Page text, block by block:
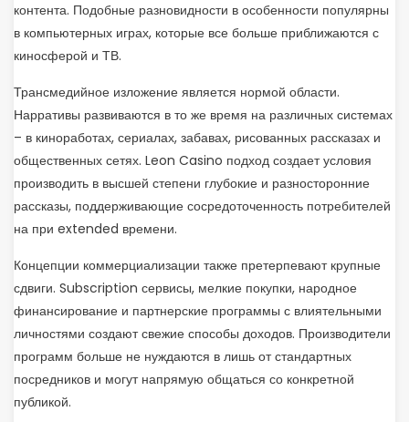
контента. Подобные разновидности в особенности популярны
в компьютерных играх, которые все больше приближаются с
киносферой и ТВ.
Трансмедийное изложение является нормой области.
Нарративы развиваются в то же время на различных системах
– в киноработах, сериалах, забавах, рисованных рассказах и
общественных сетях. Leon Casino подход создает условия
производить в высшей степени глубокие и разносторонние
рассказы, поддерживающие сосредоточенность потребителей
на при extended времени.
Концепции коммерциализации также претерпевают крупные
сдвиги. Subscription сервисы, мелкие покупки, народное
финансирование и партнерские программы с влиятельными
личностями создают свежие способы доходов. Производители
программ больше не нуждаются в лишь от стандартных
посредников и могут напрямую общаться со конкретной
публикой.